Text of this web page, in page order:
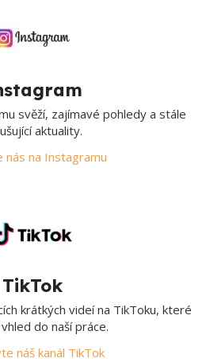
svěží, zajímavé pohledy a stále
aktuality.
nás na Instagramu
TikTok
krátkých videí na TikToku, které
do naší práce.
náš kanál TikTok